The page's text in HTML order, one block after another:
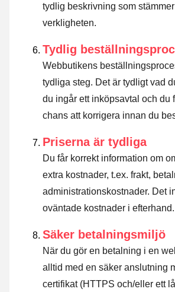
tydlig beskrivning som
verkligheten.
Tydlig
Webbutikens
tydliga steg. Det är tydligt vad
du ingår ett inköpsavtal och du
chans att korrigera innan du
Priserna är tydliga
Du får korrekt information om
extra kostnader, t.ex. frakt,
administrationskostnader. Det
oväntade kostnader i efterhand.
Säker betalningsmiljö
När du gör en betalning i en
alltid med en säker anslutning
certifikat (HTTPS och/eller ett